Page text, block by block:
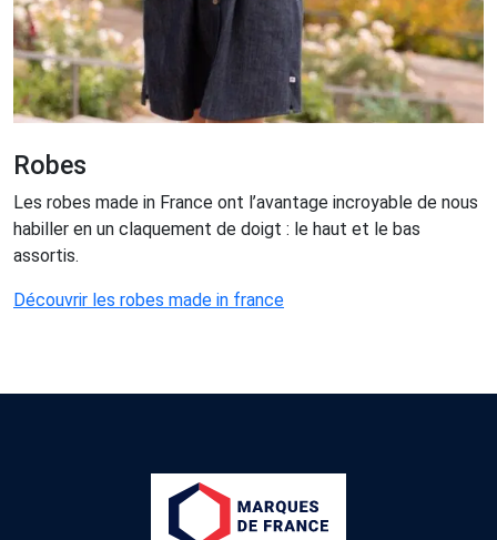
Robes
Les robes made in France ont l’avantage incroyable de nous
habiller en un claquement de doigt : le haut et le bas
assortis.
Découvrir les robes made in france